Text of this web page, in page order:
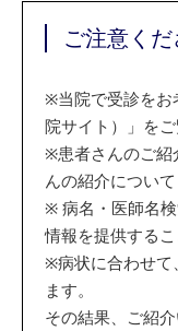
ご注意くだ
※当院で受診を
院サイト）」をご
※患者さんのご
んの紹介につい
※ 病名・医師名
情報を提供するこ
※病状に合わせ
ます。
その結果、ご紹